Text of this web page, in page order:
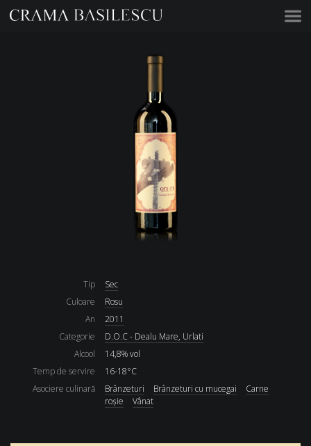
Acasă
Tip
Sec
Culoare
Rosu
An
2011
Categorie
D.O.C - Dealu Mare, Urlati
Alcool
14,8% vol
Temp de servire
16-18°C
Asociere culinară
Brânzeturi Brânzeturi cu mucegai
Carne
roşie
Vânat